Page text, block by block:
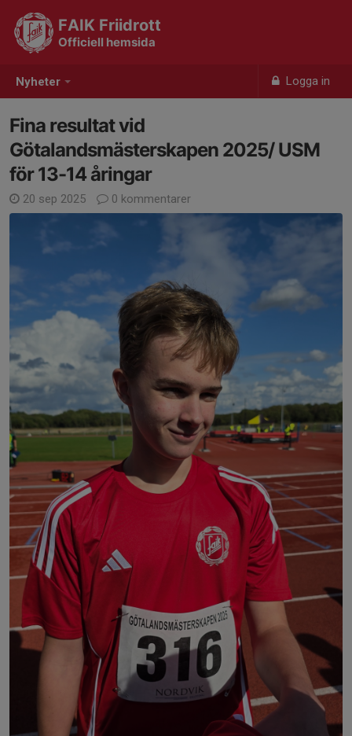
Nyheter Logga in
FAIK Friidrott
Officiell hemsida
Fina resultat vid
Götalandsmästerskapen 2025/ USM
för 13-14 åringar
20 sep 2025 0 kommentarer